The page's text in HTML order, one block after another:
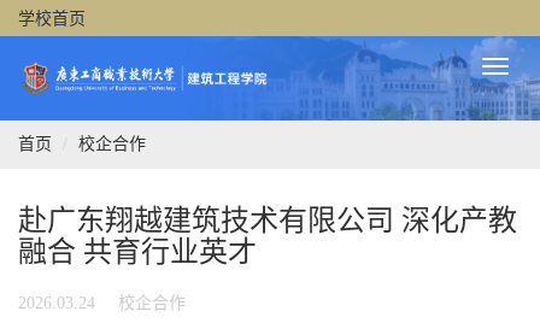
学校首页
Toggle
首页 校企合作
赴广东翔越建筑技术有限公司 深化产教
融合 共育行业英才
2026.03.24 校企合作